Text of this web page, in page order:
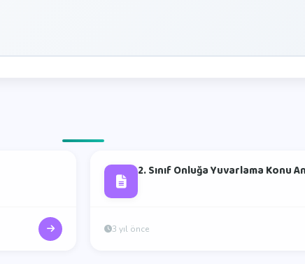
2. Sınıf Onluğa Yuvarlama Konu
3 yıl önce